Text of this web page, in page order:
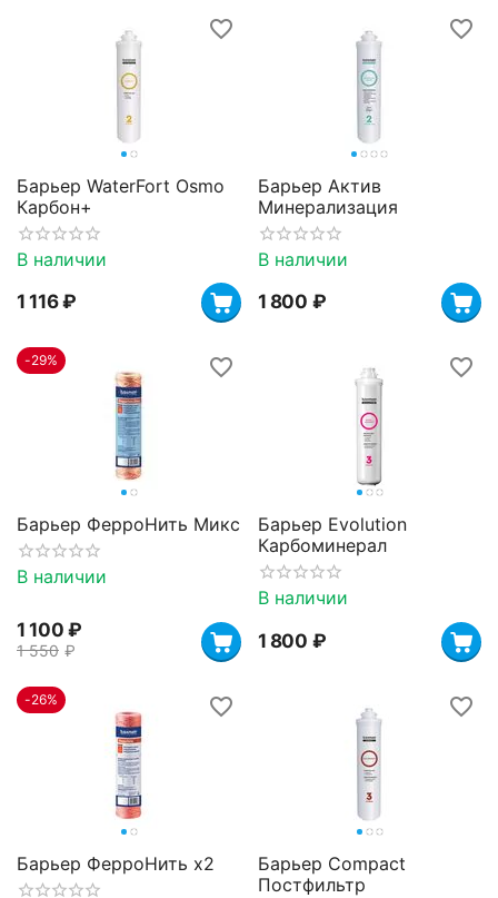
Барьер WaterFort Osmo
Карбон+
В наличии
1 116 ₽
Барьер Актив
Минерализация
В наличии
1 800 ₽
-29%
Барьер ФерроНить Микс
В наличии
1 100 ₽
1 550 ₽
Барьер Evolution
Карбоминерал
В наличии
1 800 ₽
-26%
Барьер ФерроНить х2
Барьер Compact
Постфильтр